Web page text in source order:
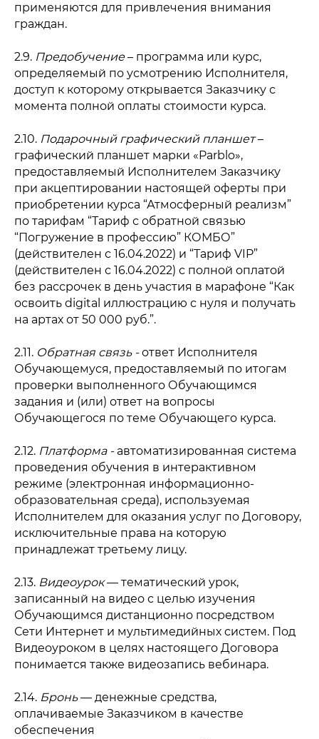
применяются для привлечения внимания
граждан.
2.9. Предобучение– программа или курс,
определяемый по усмотрению Исполнителя,
доступ к которому открывается Заказчику с
момента полной оплаты стоимости курса.
2.10. Подарочный графический планшет–
графический планшет марки «Parblo»,
предоставляемый Исполнителем Заказчику
при акцептировании настоящей оферты при
приобретении курса “Атмосферный реализм”
по тарифам “Тариф с обратной связью
“Погружение в профессию” КОМБО”
(действителен с 16.04.2022) и “Тариф VIP”
(действителен с 16.04.2022) с полной оплатой
без рассрочек в день участия в марафоне “Как
освоить digital иллюстрацию с нуля и получать
на артах от 50 000 руб.”.
2.11. Обратная связь -ответ Исполнителя
Обучающемуся, предоставляемый по итогам
проверки выполненного Обучающимся
задания и (или) ответ на вопросы
Обучающегося по теме Обучающего курса.
2.12. Платформа - автоматизированная система
проведения обучения в интерактивном
режиме (электронная информационно-
образовательная среда), используемая
Исполнителем для оказания услуг по Договору,
исключительные права на которую
принадлежат третьему лицу.
2.13. Видеоурок— тематический урок,
записанный на видео с целью изучения
Обучающимся дистанционно посредством
Сети Интернет и мультимедийных систем. Под
Видеоуроком в целях настоящего Договора
понимается также видеозапись вебинара.
2.14. Бронь— денежные средства,
оплачиваемые Заказчиком в качестве
обеспечения